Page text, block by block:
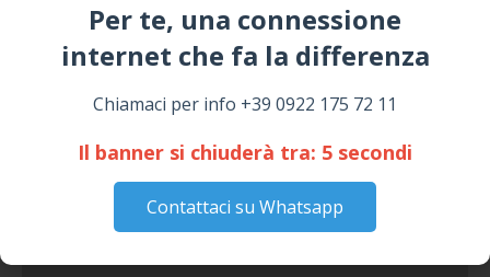
Per te, una connessione
internet che fa la differenza​
Chiamaci per info +39 0922 175 72 11
Il banner si chiuderà tra: 4 secondi
Contattaci su Whatsapp
I “TEPPISTI DEI SOGNI” IN CONCERTO A
SICULIANA PER I FESTEGGIAMENTI DI SAN
GIUSEPPE
NOTIZIE